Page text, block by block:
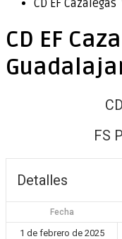
CD EF
CD EF
FS
Detalles
Fecha
1 de febrero de 2025